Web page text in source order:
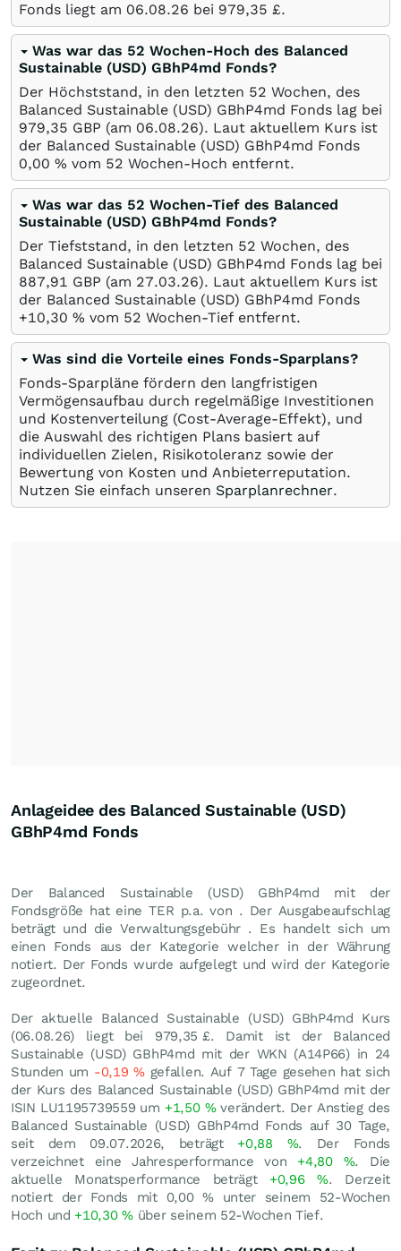
Fonds liegt am 06.08.26 bei 979,35 £.
Was war das 52 Wochen-Hoch des Balanced
Sustainable (USD) GBhP4md Fonds?
Der Höchststand, in den letzten 52 Wochen, des
Balanced Sustainable (USD) GBhP4md Fonds lag bei
979,35 GBP (am 06.08.26). Laut aktuellem Kurs ist
der Balanced Sustainable (USD) GBhP4md Fonds
0,00 % vom 52 Wochen-Hoch entfernt.
Was war das 52 Wochen-Tief des Balanced
Sustainable (USD) GBhP4md Fonds?
Der Tiefststand, in den letzten 52 Wochen, des
Balanced Sustainable (USD) GBhP4md Fonds lag bei
887,91 GBP (am 27.03.26). Laut aktuellem Kurs ist
der Balanced Sustainable (USD) GBhP4md Fonds
+10,30 % vom 52 Wochen-Tief entfernt.
Was sind die Vorteile eines Fonds-Sparplans?
Fonds-Sparpläne fördern den langfristigen
Vermögensaufbau durch regelmäßige Investitionen
und Kostenverteilung (Cost-Average-Effekt), und
die Auswahl des richtigen Plans basiert auf
individuellen Zielen, Risikotoleranz sowie der
Bewertung von Kosten und Anbieterreputation.
Nutzen Sie einfach unseren Sparplanrechner.
Anlageidee des Balanced Sustainable (USD)
GBhP4md Fonds
Der Balanced Sustainable (USD) GBhP4md mit der
Fondsgröße hat eine TER p.a. von . Der Ausgabeaufschlag
beträgt und die Verwaltungsgebühr . Es handelt sich um
einen Fonds aus der Kategorie welcher in der Währung
notiert. Der Fonds wurde aufgelegt und wird der Kategorie
zugeordnet.
Der aktuelle Balanced Sustainable (USD) GBhP4md Kurs
(06.08.26) liegt bei 979,35 £. Damit ist der Balanced
Sustainable (USD) GBhP4md mit der WKN (A14P66) in 24
Stunden um -0,19%gefallen. Auf 7 Tage gesehen hat sich
der Kurs des Balanced Sustainable (USD) GBhP4md mit der
ISIN LU1195739559 um +1,50 %verändert. Der Anstieg des
Balanced Sustainable (USD) GBhP4md Fonds auf 30 Tage,
seit dem 09.07.2026, beträgt +0,88 %. Der Fonds
verzeichnet eine Jahresperformance von +4,80 %. Die
aktuelle Monatsperformance beträgt +0,96%. Derzeit
notiert der Fonds mit 0,00%unter seinem 52-Wochen
Hoch und +10,30%über seinem 52-Wochen Tief.